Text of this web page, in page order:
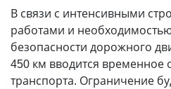
В связи с интенсивными
работами и
безопасности дорожного
450 км вводится временное
транспорта. Ограничение